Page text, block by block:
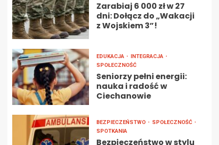
Zarabiaj 6 000 zł w 27
dni: Dołącz do „Wakacji
z Wojskiem 3”!
EDUKACJA
INTEGRACJA
SPOŁECZNOŚĆ
Seniorzy pełni energii:
nauka i radość w
Ciechanowie
BEZPIECZEŃSTWO
SPOŁECZNOŚĆ
SPOTKANIA
Bezpieczeństwo w stylu